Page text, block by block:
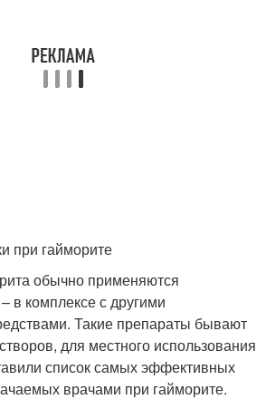
при гайморите
обычно применяются
в комплексе с другими
Такие препараты бывают
для местного использования
список самых эффективных
врачами при гайморите.